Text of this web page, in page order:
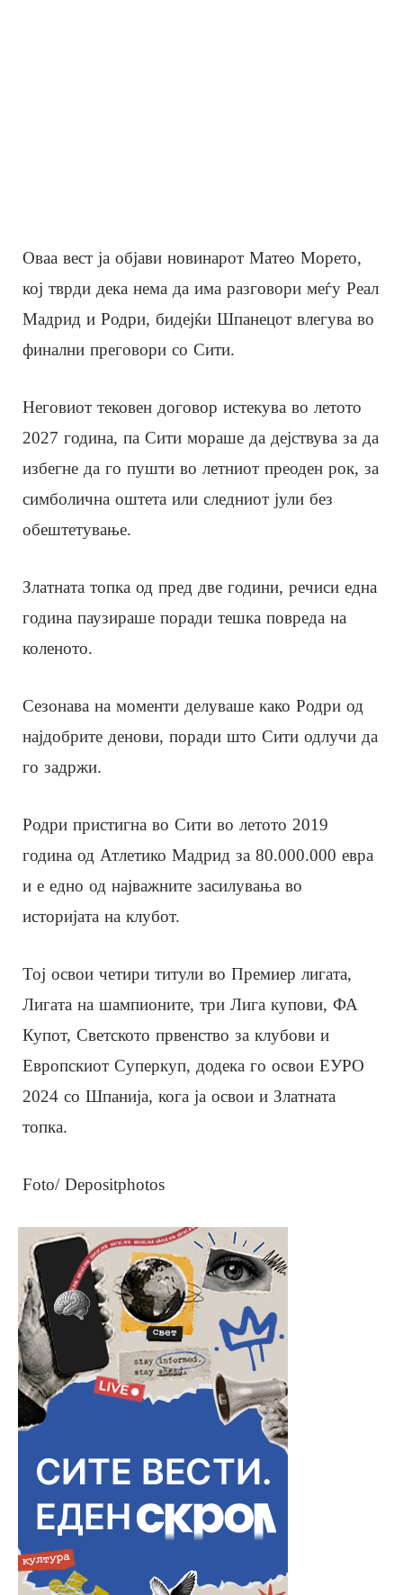
Оваа вест ја објави новинарот Матео Морето,
кој тврди дека нема да има разговори меѓу Реал
Мадрид и Родри, бидејќи Шпанецот влегува во
финални преговори со Сити.
Неговиот тековен договор истекува во летото
2027 година, па Сити мораше да дејствува за да
избегне да го пушти во летниот преоден рок, за
симболична оштета или следниот јули без
обештетување.
Златната топка од пред две години, речиси една
година паузираше поради тешка повреда на
коленото.
Сезонава на моменти делуваше како Родри од
најдобрите денови, поради што Сити одлучи да
го задржи.
Родри пристигна во Сити во летото 2019
година од Атлетико Мадрид за 80.000.000 евра
и е едно од најважните засилувања во
историјата на клубот.
Тој освои четири титули во Премиер лигата,
Лигата на шампионите, три Лига купови, ФА
Купот, Светското првенство за клубови и
Европскиот Суперкуп, додека го освои ЕУРО
2024 со Шпанија, кога ја освои и Златната
топка.
Foto/ Depositphotos